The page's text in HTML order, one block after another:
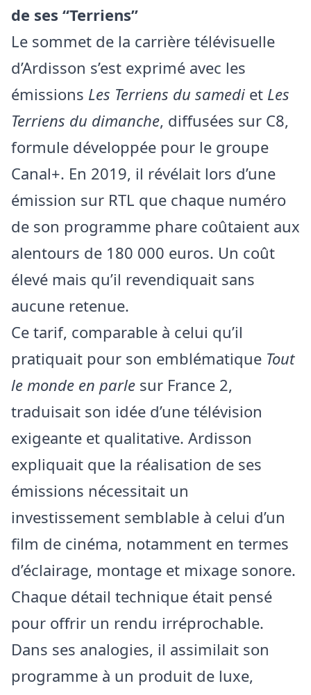
de ses “Terriens”
Le sommet de la carrière télévisuelle
d’Ardisson s’est exprimé avec les
émissions Les Terriens du samedi et Les
Terriens du dimanche, diffusées sur C8,
formule développée pour le groupe
Canal+. En 2019, il révélait lors d’une
émission sur RTL que chaque numéro
de son programme phare coûtaient aux
alentours de 180 000 euros. Un coût
élevé mais qu’il revendiquait sans
aucune retenue.
Ce tarif, comparable à celui qu’il
pratiquait pour son emblématique Tout
le monde en parle sur France 2,
traduisait son idée d’une télévision
exigeante et qualitative. Ardisson
expliquait que la réalisation de ses
émissions nécessitait un
investissement semblable à celui d’un
film de cinéma, notamment en termes
d’éclairage, montage et mixage sonore.
Chaque détail technique était pensé
pour offrir un rendu irréprochable.
Dans ses analogies, il assimilait son
programme à un produit de luxe,